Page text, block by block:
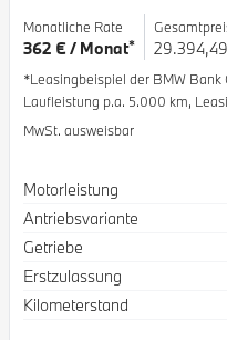
Monatliche Rate
362 € / Monat*
*Leasingbeispiel der BMW Bank
Laufleistung p.a. 5.000 km,
MwSt. ausweisbar
Spezifikation
Motorleistung
Antriebsvariante
Getriebe
Erstzulassung
Kilometerstand